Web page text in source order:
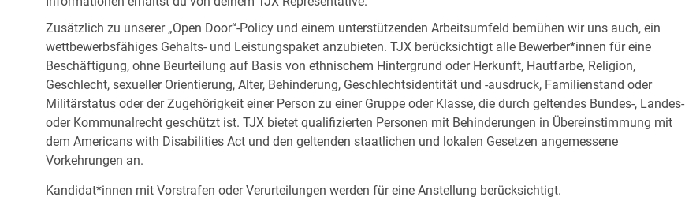
Zusätzlich zu unserer „Open Door“-Policy und einem unterstützenden Arbeitsumfeld bemühen wir uns auch, ein
wettbewerbsfähiges Gehalts- und Leistungspaket anzubieten. TJX berücksichtigt alle Bewerber*innen für eine
Beschäftigung, ohne Beurteilung auf Basis von ethnischem Hintergrund oder Herkunft, Hautfarbe, Religion,
Geschlecht, sexueller Orientierung, Alter, Behinderung, Geschlechtsidentität und -ausdruck, Familienstand oder
Militärstatus oder der Zugehörigkeit einer Person zu einer Gruppe oder Klasse, die durch geltendes Bundes-, Landes-
oder Kommunalrecht geschützt ist. TJX bietet qualifizierten Personen mit Behinderungen in Übereinstimmung mit
dem Americans with Disabilities Act und den geltenden staatlichen und lokalen Gesetzen angemessene
Vorkehrungen an.
Kandidat*innen mit Vorstrafen oder Verurteilungen werden für eine Anstellung berücksichtigt.